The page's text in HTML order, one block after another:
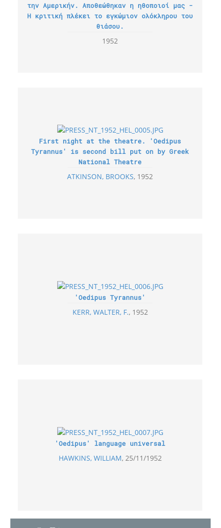
την Αμερικήν. Αποθεώθηκαν η ηθοποιοί μας -
Η κριτική πλέκει το εγκώμιον ολόκληρου του
θιάσου.
1952
First night at the theatre. 'Oedipus
Tyrannus' is second bill put on by Greek
National Theatre
ATKINSON, BROOKS 1952
'Oedipus Tyrannus'
KERR, WALTER, F. 1952
'Oedipus' language universal
HAWKINS, WILLIAM 25/11/1952